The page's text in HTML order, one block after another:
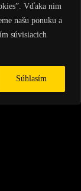
Vďaka nim
našu ponuku a
súvisiacich
Súhlasím